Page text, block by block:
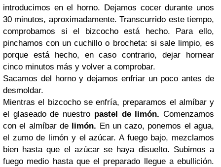
introducimos en el horno. Dejamos cocer durante unos
30 minutos, aproximadamente. Transcurrido este tiempo,
comprobamos si el bizcocho está hecho. Para ello,
pinchamos con un cuchillo o brocheta: si sale limpio, es
porque está hecho, en caso contrario, dejar hornear
cinco minutos más y volver a comprobar.
Sacamos del horno y dejamos enfriar un poco antes de
desmoldar.
Mientras el bizcocho se enfría, preparamos el almíbar y
el glaseado de nuestro pastel de limón.Comenzamos
con el almíbar de limón. En un cazo, ponemos el agua,
el zumo de limón y el azúcar. A fuego bajo, mezclamos
bien hasta que el azúcar se haya disuelto. Subimos a
fuego medio hasta que el preparado llegue a ebullición.